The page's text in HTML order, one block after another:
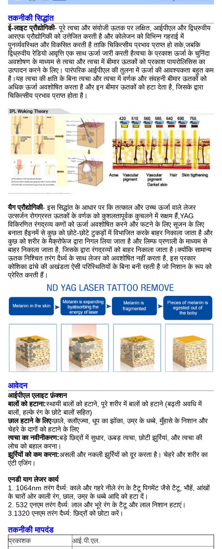
तकनीकी सिद्धांत
ई-लाइट प्रौद्योगिकी- पूरे त्वचा और संयोजी ऊतक पर लक्षित, आईपीएल और द्विध्रुवीय
आरएफ प्रौद्योगिकी को उत्तेजित करती है और कोलेजन को विभिन्न गहराई में
पुनर्व्यवस्थित और विकसित करती है ताकि चिकित्सीय प्रभाव प्राप्त हो सके,जबकि
द्विध्रुवीय रेडियो आवृत्ति एक साथ ऊर्जा जारी करती हैत्वचा के प्रकाश ऊर्जा के चुनिंदा
अवशोषण के माध्यम से त्वचा और त्वचा में बीमार ऊतकों को प्रकाश पायरोलिसिस का
उत्पादन करने के लिए। पारंपरिक आईपीएल की तुलना में ऊर्जा की आवश्यकता बहुत कम
है।यह त्वचा की क्षति के बिना त्वचा और त्वचा में वर्णक और संवहनी बीमार ऊतकों को
अधिक ऊर्जा अवशोषित करता है और इन बीमार ऊतकों को हटा देता है, जिसके द्वारा
चिकित्सीय प्रभाव प्राप्त होता है।
यैग प्रौद्योगिकी- इस सिद्धांत के आधार पर कि तत्काल और उच्च ऊर्जा वाले लेजर
उत्सर्जन रोगग्रस्त ऊतकों के वर्णक को कुशलतापूर्वक कुचलने में सक्षम हैं,YAG
विकिरणित रंगद्रव्य कणों को ऊर्जा अवशोषित करने और फटने के लिए सूजन के लिए
बनाता हैइनमें से कुछ को छोटे-छोटे टुकड़ों में विभाजित करके बाहर निकाला जाता है और
कुछ को शरीर के मैक्रोफेज द्वारा निगल लिया जाता है और लिम्फ प्रणाली के माध्यम से
बाहर निकाला जाता है, जिसके द्वारा रंगद्रव्यों को बाहर निकाला जाता है।क्योंकि सामान्य
ऊतक निश्चित तरंग दैर्ध्य के साथ लेजर को अवशोषित नहीं करता है, इस प्रकार
कोशिका ढांचे की अखंडता ऐसी परिस्थितियों के बिना बनी रहती है जो निशान के रूप को
प्रेरित करती हैं।
आवेदन
आईपीएल एलाइट फ़ंक्शन
बालों को हटाना:स्थायी बालों को हटाने, पूरे शरीर में बालों को हटाने (बढ़ती अवधि में
बालों, हल्के रंग के छोटे बालों सहित)
छाल हटाने के लिएःछाले, क्लॉएज्मा, धूप का झोंका, उम्र के धब्बे, मुँहासे के निशान और
चेहरे के दागों को हटाने के लिए
त्वचा का नवीनीकरण:बड़े छिद्रों में सुधार, ऊबड़ त्वचा, छोटी झुर्रियां, और त्वचा की
लोच को बहाल करना।
झुर्रियों को कम करना:असली और नकली झुर्रियों को दूर करता है। चेहरे और शरीर का
एंटी एजिंग।
एनडी याग लेजर कार्य
1. 1064nm तरंग दैर्ध्य: काले और गहरे नीले रंग के टैटू पिगमेंट जैसे टैटू, भौहें, आंखों
के चारों ओर काली रंग, छाल, उम्र के धब्बे आदि को हटा दें।
2. 532 एनएम तरंग दैर्ध्य: लाल और भूरे रंग के टैटू और लाल निशान हटाएं।
3.1320 एनएम तरंग दैर्ध्य: छिद्रों को छोटा करें।
तकनीकी मापदंड
प्रकाशक आई.पी.एल.